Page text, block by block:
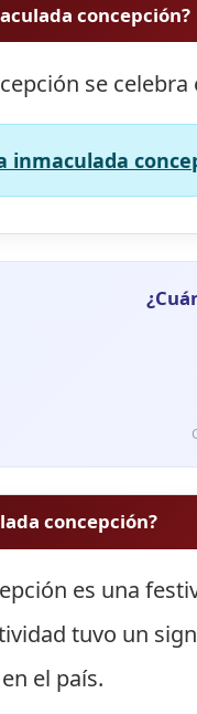
concepción?
se
inmaculada
concepción?
es una
tuvo un
el país.